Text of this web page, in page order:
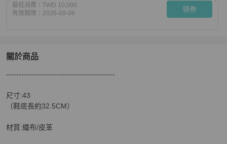
最低消費： TWD 10,000
有效期限： 2026-09-06 領券
關於商品
關於💪爸氣降價👔限時優惠只到8/16‼️【8成新】㊣✨ DIOR
-------------------------------------------
尺寸:43
（鞋底長約32.5CM）
材質:織布/皮革